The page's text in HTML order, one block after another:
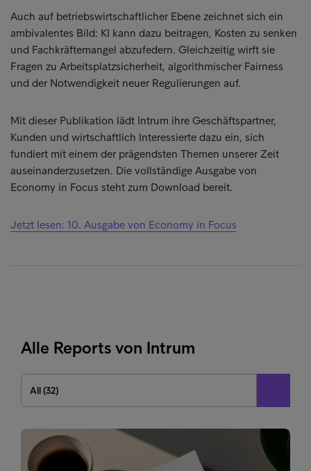
Auch auf betriebswirtschaftlicher Ebene zeichnet sich ein
ambivalentes Bild: KI kann dazu beitragen, Kosten zu senken
und Fachkräftemangel abzufedern. Gleichzeitig wirft sie
Fragen zu Arbeitsplatzsicherheit, algorithmischer Fairness
und der Notwendigkeit neuer Regulierungen auf.
Mit dieser Publikation lädt Intrum ihre Geschäftspartner,
Kunden und wirtschaftlich Interessierte dazu ein, sich
fundiert mit einem der prägendsten Themen unserer Zeit
auseinanderzusetzen. Die vollständige Ausgabe von
Economy in Focus steht zum Download bereit.
Jetzt lesen: 10. Ausgabe von Economy in Focus
Alle Reports von Intrum
All (32)